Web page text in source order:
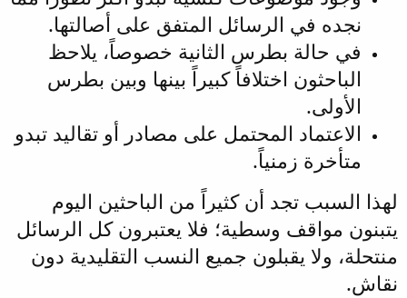
نجده في الرسائل المتفق على أصالتها.
في حالة بطرس الثانية خصوصاً، يلاحظ
الباحثون اختلافاً كبيراً بينها وبين بطرس
الأولى.
الاعتماد المحتمل على مصادر أو تقاليد تبدو
متأخرة زمنياً.
لهذا السبب تجد أن كثيراً من الباحثين اليوم
يتبنون مواقف وسطية؛ فلا يعتبرون كل الرسائل
منتحلة، ولا يقبلون جميع النسب التقليدية دون
نقاش.